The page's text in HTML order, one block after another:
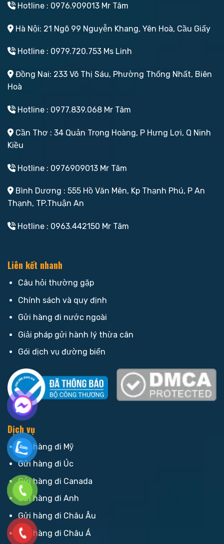
Hotline : 0976.909013 Mr Tâm
Hà Nội: 21 Ngõ 99 Nguyễn Khang, Yên Hoà, Cầu Giấy
Hotline : 0979.720.753 Ms Linh
Đồng Nai: 233 Võ Thị Sáu, Phường Thống Nhất, Biên
Hoà
Hotline : 0977.839.068 Mr Tâm
Cần Thơ : 34 Quản Trọng Hoàng, P Hưng Lợi, Q Ninh
Kiều
Hotline : 0976909013 Mr Tâm
Bình Dương : 555 Hồ Văn Mên, Kp Thạnh Phú, P An
Thạnh, TP.Thuận An
Hotline : 0963.442150 Mr Tâm
Liên kết nhanh
Câu hỏi thường gặp
Chính sách và quy định
Gửi hàng đi nước ngoài
Giải pháp gửi hành lý thừa cân
Gói dịch vụ đường biển
Dịch vụ
Gửi hàng đi Mỹ
Gửi hàng đi Úc
Gửi hàng đi Canada
Gửi hàng đi Anh
Gửi hàng đi Châu Âu
Gửi hàng đi Châu Á